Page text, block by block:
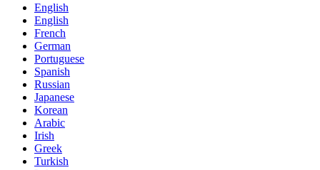
English
English
French
German
Portuguese
Spanish
Russian
Japanese
Korean
Arabic
Irish
Greek
Turkish